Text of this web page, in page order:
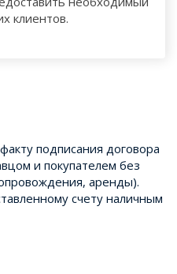
клиентов.
подписания договора
и покупателем без
аренды).
счету наличным